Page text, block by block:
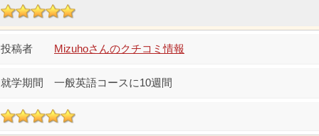
Mizuhoさんのクチコミ情報
一般英語コースに10週間